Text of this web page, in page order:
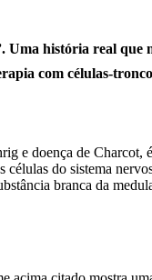
história real
com células-
e doença de Charcot,
do sistema
branca da